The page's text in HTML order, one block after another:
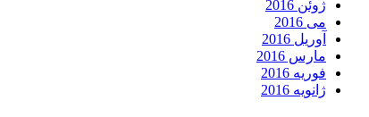
ژوئن 2016
می 2016
آوریل 2016
مارس 2016
فوریه 2016
ژانویه 2016